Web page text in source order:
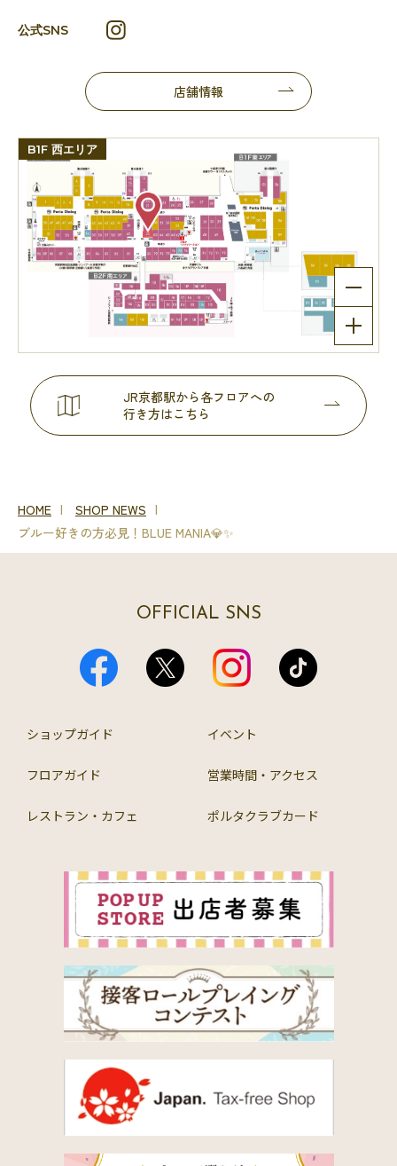
公式SNS
店舗情報
B1F 西エリア
JR京都駅から各フロアへの
行き方はこちら
HOME
SHOP NEWS
ブルー好きの方必見！BLUE MANIA💎✨
OFFICIAL SNS
ショップガイド イベント
フロアガイド 営業時間・アクセス
レストラン・カフェ ポルタクラブカード